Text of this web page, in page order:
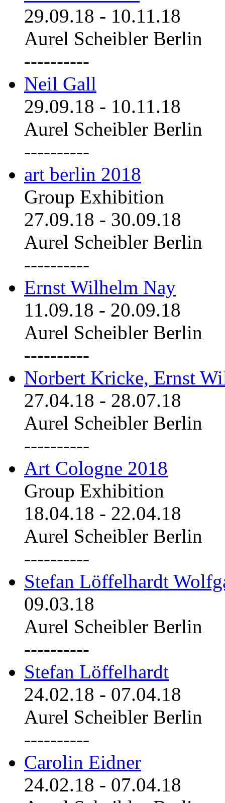
29.09.18 - 10.11.18
Aurel Scheibler Berlin
----------
Neil Gall
29.09.18 - 10.11.18
Aurel Scheibler Berlin
----------
art berlin 2018
Group Exhibition
27.09.18 - 30.09.18
Aurel Scheibler Berlin
----------
Ernst Wilhelm Nay
11.09.18 - 20.09.18
Aurel Scheibler Berlin
----------
Norbert Kricke, Ernst
27.04.18 - 28.07.18
Aurel Scheibler Berlin
----------
Art Cologne 2018
Group Exhibition
18.04.18 - 22.04.18
Aurel Scheibler Berlin
----------
Stefan Löffelhardt
09.03.18
Aurel Scheibler Berlin
----------
Stefan Löffelhardt
24.02.18 - 07.04.18
Aurel Scheibler Berlin
----------
Carolin Eidner
24.02.18 - 07.04.18